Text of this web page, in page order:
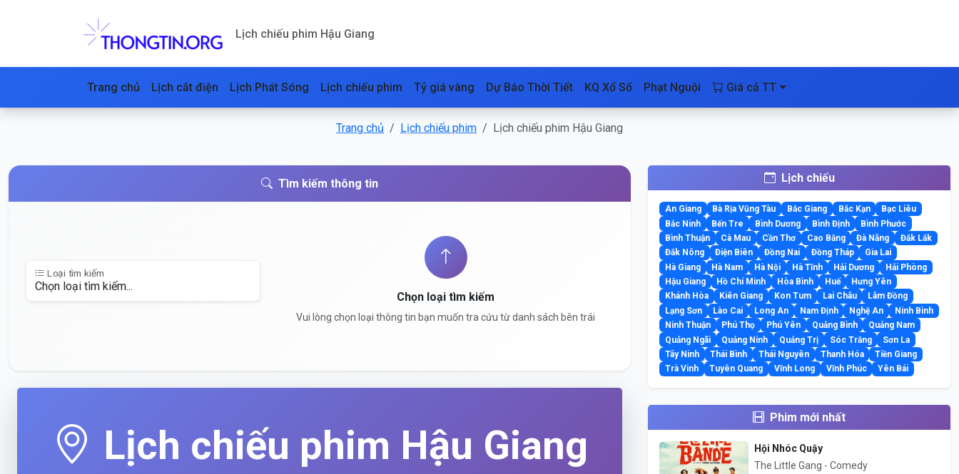
Lịch chiếu phim Hậu Giang
Trang chủ Lịch cắt điện Lịch Phát Sóng Lịch chiếu phim Tỷ giá vàng Dự Báo Thời Tiết KQ Xổ Số Phạt Nguội Giá cả TT
Trang chủ Lịch chiếu phim Lịch chiếu phim Hậu Giang
Tìm kiếm thông tin
Loại tìm kiếm
Chọn loại tìm kiếm
Vui lòng chọn loại thông tin bạn muốn tra cứu từ danh sách bên trái
Lịch chiếu phim Hậu Giang
Lịch chiếu
An Giang Bà Rịa Vũng Tàu Bắc Giang Bắc Kạn
Bạc Liêu
Bắc Ninh
Bến Tre Bình Dương Bình Định
Bình Phước
Bình Thuận
Cà Mau Cần Thơ Cao Bằng Đà Nẵng
Đắk Lắk
Đắk Nông
Điện Biên Đồng Nai Đồng Tháp
Gia Lai
Hà Giang
Hà Nam Hà Nội Hà Tĩnh Hải Dương
Hải Phòng
Hậu Giang
Hồ Chí Minh Hòa Bình Huế
Hưng Yên
Khánh Hòa
Kiên Giang Kon Tum Lai Châu
Lâm Đồng
Lạng Sơn
Lào Cai Long An Nam Định Nghệ An
Ninh Bình
Ninh Thuận
Phú Thọ Phú Yên Quảng Bình
Quảng Nam
Quảng Ngãi
Quảng Ninh Quảng Trị Sóc Trăng
Sơn La
Tây Ninh
Thái Bình Thái Nguyên Thanh Hóa
Tiền Giang
Trà Vinh
Tuyên Quang Vĩnh Long Vĩnh Phúc Yên Bái
Phim mới nhất
Hội Nhóc Quậy
The Little Gang - Comedy